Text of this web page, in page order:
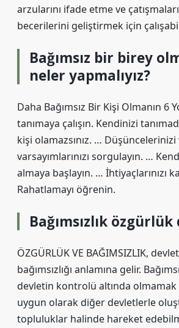
arzularını ifade etme ve
becerilerini geliştirmek için
Bağımsız bir birey
neler yapmalıyız?
Daha Bağımsız Bir Kişi Olmanın 6
tanımaya çalışın. Kendinizi
kişi olamazsınız. … Düşüncelerinizi
varsayımlarınızı sorgulayın. …
almaya başlayın. … İhtiyaçlarınızı
Rahatlamayı öğrenin.
Bağımsızlık
ÖZGÜRLÜK VE BAĞIMSIZLIK,
bağımsızlığı anlamına gelir.
devletin kontrolü altında
uygun olarak diğer devletlerle
topluluklar halinde hareket